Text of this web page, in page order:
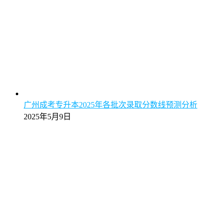
广州成考专升本2025年各批次录取分数线预测分析
2025年5月9日